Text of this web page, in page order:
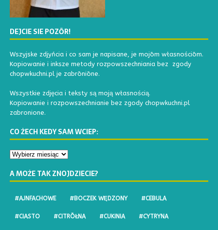
DEJCIE SIE POZŌR!
Wszyjske zdjyńcia i co sam je napisane, je mojōm własnościōm.
Kopiowanie i inksze metody rozpowszechniania bez zgody
chopwkuchni.pl je zabrōniōne.
Wszystkie zdjęcia i teksty są moją własnością.
Kopiowanie i rozpowszechnianie bez zgody chopwkuchni.pl
zabronione.
CO ŻECH KEDY SAM WCIEP:
A MOŻE TAK ZNOJDZIECIE?
#AJNFACHOWE #BOCZEK WĘDZONY #CEBULA
#CIASTO #CITRŌŁNA #CUKINIA #CYTRYNA